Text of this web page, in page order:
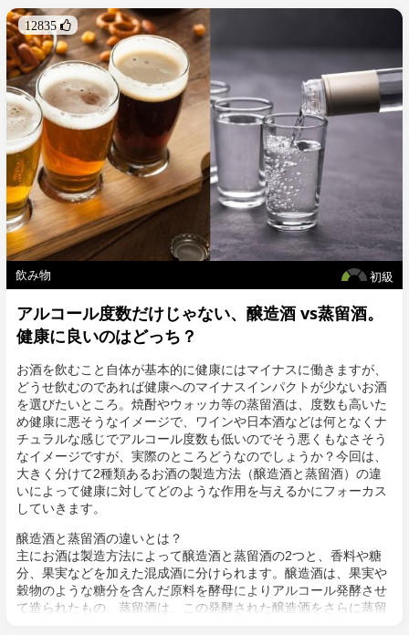
ご存知かと思いますが、もともと梅のようなバラ科(サクラ属)の
植物には毒があるといわれています。これらの植物の花や葉、未
熟な果実や種子には、青酸(シアン)配糖体が含まれていて、未熟
な種子などを摂取することにより、胃酸や腸内細菌が持つ酵素の
作用により体内でシアンが生成してしまうことがあります。ヒト
がこれを食べた場合、胃酸などにより有毒性を発揮する恐れがあ
り、痙攣や呼吸困難、さらには麻痺状態になって死亡することが
あるといわれています。
12835 
初級
飲み物
アルコール度数だけじゃない、醸造酒 vs蒸留酒。
健康に良いのはどっち？
お酒を飲むこと自体が基本的に健康にはマイナスに働きますが、
どうせ飲むのであれば健康へのマイナスインパクトが少ないお酒
を選びたいところ。焼酎やウォッカ等の蒸留酒は、度数も高いた
め健康に悪そうなイメージで、ワインや日本酒などは何となくナ
チュラルな感じでアルコール度数も低いのでそう悪くもなさそう
なイメージですが、実際のところどうなのでしょうか？今回は、
大きく分けて2種類あるお酒の製造方法（醸造酒と蒸留酒）の違
いによって健康に対してどのような作用を与えるかにフォーカス
していきます。
醸造酒と蒸留酒の違いとは？
主にお酒は製造方法によって醸造酒と蒸留酒の2つと、香料や糖
分、果実などを加えた混成酒に分けられます。醸造酒は、果実や
穀物のような糖分を含んだ原料を酵母によりアルコール発酵させ
て造られたもの。蒸留酒は、この発酵された醸造酒をさらに蒸留